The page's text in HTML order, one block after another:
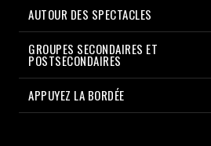
AUTOUR DES SPECTACLES
GROUPES SECONDAIRES ET
POSTSECONDAIRES
APPUYEZ LA BORDÉE